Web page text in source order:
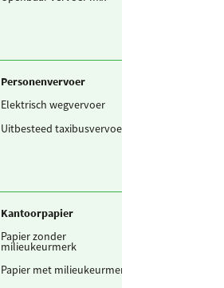
Personenvervoer
Elektrisch wegvervoer
Uitbesteed taxibusvervoer
Kantoorpapier
Papier zonder
milieukeurmerk
Papier met milieukeurmerk